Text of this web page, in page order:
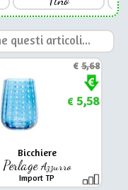
questi articoli...
Bicchiere
Perlage Azzurro
Import TP
€5,68
€5,58